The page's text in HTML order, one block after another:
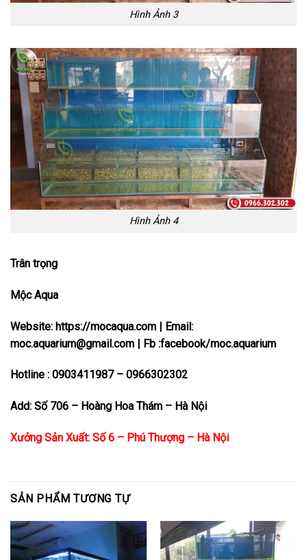
Hình Ảnh 3
Hình Ảnh 4
Trân trọng
Mộc Aqua
Website: https://mocaqua.com | Email:
moc.aquarium@gmail.com | Fb :facebook/moc.aquarium
Hotline : 0903411987 – 0966302302
Add: Số 706 – Hoàng Hoa Thám – Hà Nội
Xưởng Sản Xuất: Số 6 – Phú Thượng – Hà Nội
SẢN PHẨM TƯƠNG TỰ